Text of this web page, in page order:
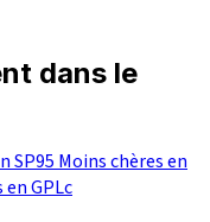
dans le
SP95 Moins chères en
en GPLc